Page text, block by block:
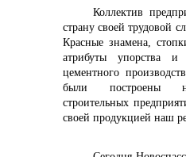
Коллектив
страну своей трудовой
Красные знамена,
атрибуты упорства и
цементного
были построены
строительных
своей продукцией наш